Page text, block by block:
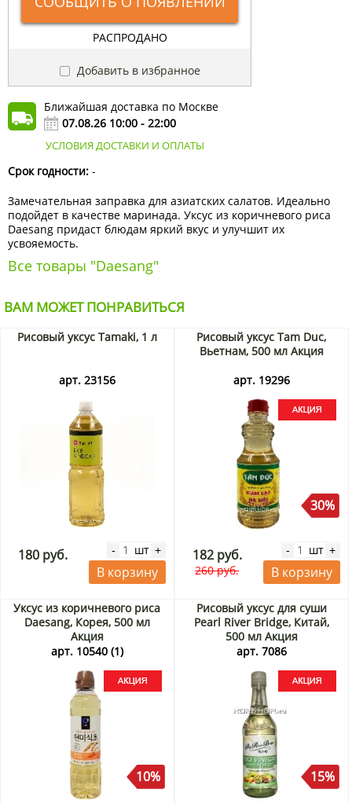
РАСПРОДАНО
Добавить в избранное
Ближайшая доставка по Москве
07.08.26 10:00 - 22:00
УСЛОВИЯ ДОСТАВКИ И ОПЛАТЫ
Срок годности: -
Замечательная заправка для азиатских салатов. Идеально
подойдет в качестве маринада. Уксус из коричневого риса
Daesang придаст блюдам яркий вкус и улучшит их
усвояемость.
Все товары "Daesang"
ВАМ МОЖЕТ ПОНРАВИТЬСЯ
Рисовый уксус Tamaki, 1 л
арт. 23156
180 руб. - шт +
В корзину
Рисовый уксус Tam Duc,
Вьетнам, 500 мл Акция
арт. 19296
30%
182 руб.
260 руб.
- шт +
В корзину
Уксус из коричневого риса
Daesang, Корея, 500 мл
Акция
арт. 10540 (1)
10%
Рисовый уксус для суши
Pearl River Bridge, Китай,
500 мл Акция
арт. 7086
15%